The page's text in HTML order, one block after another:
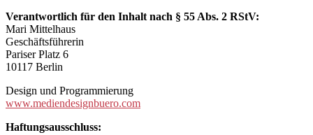
Verantwortlich für den Inhalt nach § 55 Abs. 2 RStV:
Mari Mittelhaus
Geschäftsführerin
Pariser Platz 6
10117 Berlin
Design und Programmierung
www.mediendesignbuero.com
Haftungsausschluss: